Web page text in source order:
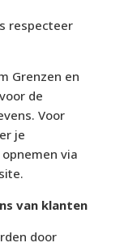
respecteer
Grenzen en
de
Voor
je
via
van klanten
door